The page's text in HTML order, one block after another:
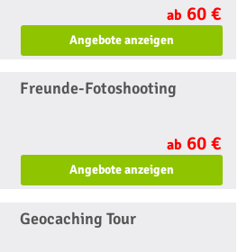
ab 60 €
Angebote anzeigen
Freunde-Fotoshooting
ab 60 €
Angebote anzeigen
Geocaching Tour